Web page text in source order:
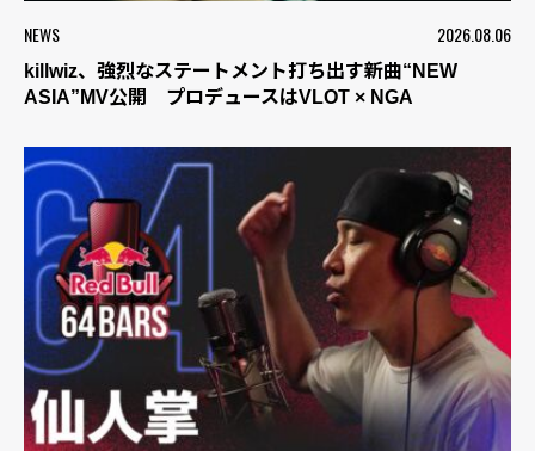
NEWS 2026.08.06
killwiz、強烈なステートメント打ち出す新曲“NEW
ASIA”MV公開 プロデュースはVLOT × NGA